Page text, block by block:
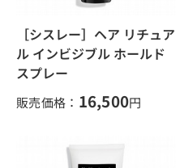
［シスレー］ヘア リチュア
ル インビジブル ホールド
スプレー
販売価格： 16,500円